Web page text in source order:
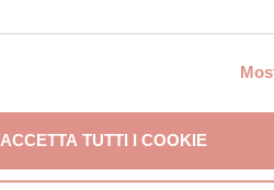
ACCETTA TUTTI I COOKIE
rapa e Mortadella
Bologna IGP